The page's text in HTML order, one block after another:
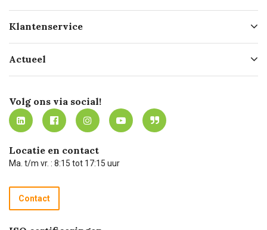
Geschiedenis
Missie
Werken bij Carel Lurvink
MVO
Klantenservice
Bezorgen
Mijn Carel Lurvink
Mijn Carel Lurvink instructievideo's
Carel Lurvink App
Hulp op afstand
Technische dienst
Recycle programma
Betalen
Actueel
Innovation LAB
Tevreden klanten
Carel Lurvink Blog
Carel de podcast
Volg ons via social!
Locatie en contact
Ma. t/m vr. : 8:15 tot 17:15 uur
Contact